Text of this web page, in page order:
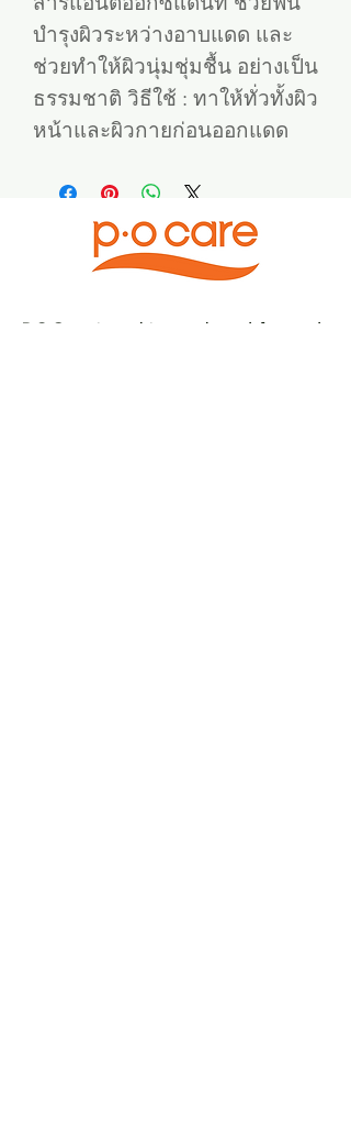
บำรุงผิวระหว่างอาบแดด และ
ช่วยทำให้ผิวนุ่มชุ่มชื้น อย่างเป็น
ธรรมชาติ วิธีใช้ : ทาให้ทั่วทั้งผิว
หน้าและผิวกายก่อนออกแดด
​P.O.Care is a skincare brand focused